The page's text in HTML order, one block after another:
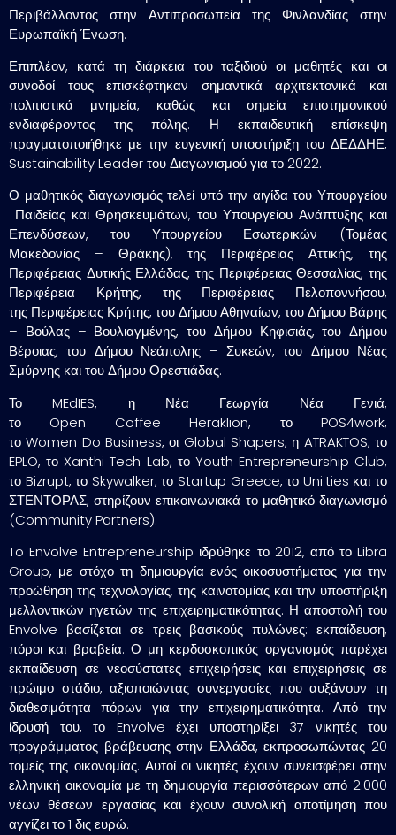
Περιβάλλοντος στην Αντιπροσωπεία της Φινλανδίας στην
Ευρωπαϊκή Ένωση.
Επιπλέον, κατά τη διάρκεια του ταξιδιού οι μαθητές και οι
συνοδοί τους επισκέφτηκαν σημαντικά αρχιτεκτονικά και
πολιτιστικά μνημεία, καθώς και σημεία επιστημονικού
ενδιαφέροντος της πόλης. Η εκπαιδευτική επίσκεψη
πραγματοποιήθηκε με την ευγενική υποστήριξη του ΔΕΔΔΗΕ,
Sustainability Leader του Διαγωνισμού για το 2022.
Ο μαθητικός διαγωνισμός τελεί υπό την αιγίδα του Υπουργείου
Παιδείας και Θρησκευμάτων, του Υπουργείου Ανάπτυξης και
Επενδύσεων, του Υπουργείου Εσωτερικών (Τομέας
Μακεδονίας – Θράκης), της Περιφέρειας Αττικής, της
Περιφέρειας Δυτικής Ελλάδας, της Περιφέρειας Θεσσαλίας, της
Περιφέρεια Κρήτης, της Περιφέρειας Πελοποννήσου,
της Περιφέρειας Κρήτης, του Δήμου Αθηναίων, του Δήμου Βάρης
– Βούλας – Βουλιαγμένης, του Δήμου Κηφισιάς, του Δήμου
Βέροιας, του Δήμου Νεάπολης – Συκεών, του Δήμου Νέας
Σμύρνης και του Δήμου Ορεστιάδας.
Το MEdIES, η Νέα Γεωργία Νέα Γενιά,
το Open Coffee Heraklion, το POS4work,
το Women Do Business, οι Global Shapers, η ATRAKTOS, το
EPLO, το Xanthi Tech Lab, το Youth Entrepreneurship Club,
το Bizrupt, το Skywalker, το Startup Greece, το Uni.ties και το
ΣΤΕΝΤΟΡΑΣ, στηρίζουν επικοινωνιακά το μαθητικό διαγωνισμό
(Community Partners).
To Envolve Entrepreneurship ιδρύθηκε το 2012, από το Libra
Group, με στόχο τη δημιουργία ενός οικοσυστήματος για την
προώθηση της τεχνολογίας, της καινοτομίας και την υποστήριξη
μελλοντικών ηγετών της επιχειρηματικότητας. Η αποστολή του
Envolve βασίζεται σε τρεις βασικούς πυλώνες: εκπαίδευση,
πόροι και βραβεία. Ο μη κερδοσκοπικός οργανισμός παρέχει
εκπαίδευση σε νεοσύστατες επιχειρήσεις και επιχειρήσεις σε
πρώιμο στάδιο, αξιοποιώντας συνεργασίες που αυξάνουν τη
διαθεσιμότητα πόρων για την επιχειρηματικότητα. Από την
ίδρυσή του, το Envolve έχει υποστηρίξει 37 νικητές του
προγράμματος βράβευσης στην Ελλάδα, εκπροσωπώντας 20
τομείς της οικονομίας. Αυτοί οι νικητές έχουν συνεισφέρει στην
ελληνική οικονομία με τη δημιουργία περισσότερων από 2.000
νέων θέσεων εργασίας και έχουν συνολική αποτίμηση που
αγγίζει το 1 δις ευρώ.